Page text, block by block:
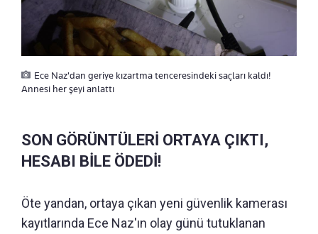
Ece Naz'dan geriye kızartma tenceresindeki saçları kaldı!
Annesi her şeyi anlattı
SON GÖRÜNTÜLERİ ORTAYA ÇIKTI,
HESABI BİLE ÖDEDİ!
Öte yandan, ortaya çıkan yeni güvenlik kamerası
kayıtlarında Ece Naz'ın olay günü tutuklanan